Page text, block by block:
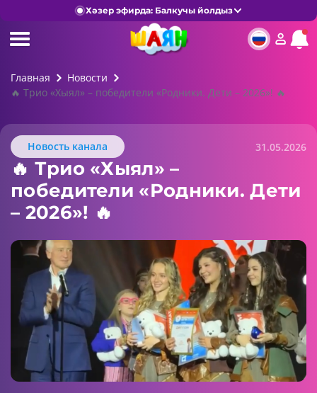
Хәзер эфирда: Балкучы йолдыз
Главная
Новости
🔥 Трио «Хыял» – победители «Родники. Дети – 2026»! 🔥
Новость канала 31.05.2026
🔥 Трио «Хыял» –
победители «Родники. Дети
– 2026»! 🔥